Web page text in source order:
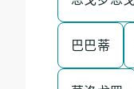
巴巴蒂